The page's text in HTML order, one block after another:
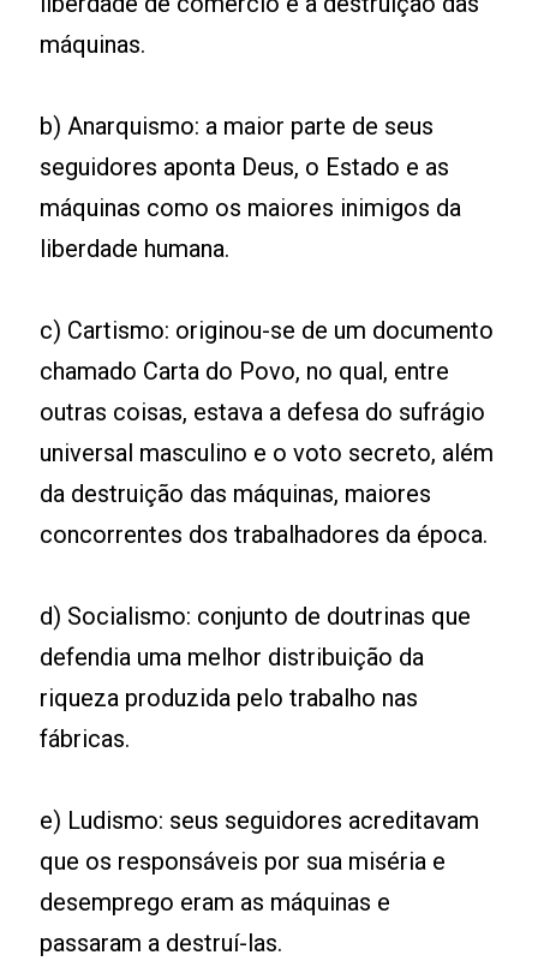
máquinas.
b) Anarquismo: a maior parte de seus
seguidores aponta Deus, o Estado e as
máquinas como os maiores inimigos da
liberdade humana.
c) Cartismo: originou-se de um documento
chamado Carta do Povo, no qual, entre
outras coisas, estava a defesa do sufrágio
universal masculino e o voto secreto, além
da destruição das máquinas, maiores
concorrentes dos trabalhadores da época.
d) Socialismo: conjunto de doutrinas que
defendia uma melhor distribuição da
riqueza produzida pelo trabalho nas
fábricas.
e) Ludismo: seus seguidores acreditavam
que os responsáveis por sua miséria e
desemprego eram as máquinas e
passaram a destruí-las.